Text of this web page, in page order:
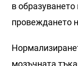
в
провеждането
мозъчната